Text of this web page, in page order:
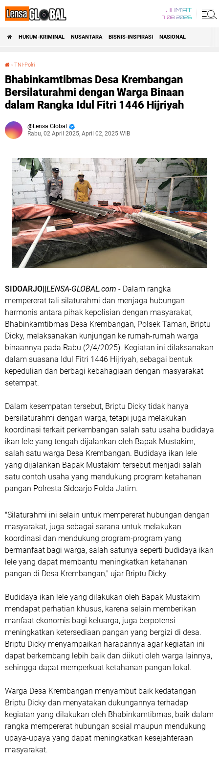
JUM'AT
7 08 2026
HUKUM-KRIMINAL NUSANTARA BISNIS-INSPIRASI NASIONAL
› TNI-Polri
Bhabinkamtibmas Desa Krembangan
Bersilaturahmi dengan Warga Binaan
dalam Rangka Idul Fitri 1446 Hijriyah
Lensa Global
Rabu, 02 April 2025, April 02, 2025 WIB
SIDOARJO||LENSA-GLOBAL.com - Dalam rangka
mempererat tali silaturahmi dan menjaga hubungan
harmonis antara pihak kepolisian dengan masyarakat,
Bhabinkamtibmas Desa Krembangan, Polsek Taman, Briptu
Dicky, melaksanakan kunjungan ke rumah-rumah warga
binaannya pada Rabu (2/4/2025). Kegiatan ini dilaksanakan
dalam suasana Idul Fitri 1446 Hijriyah, sebagai bentuk
kepedulian dan berbagi kebahagiaan dengan masyarakat
setempat.
Dalam kesempatan tersebut, Briptu Dicky tidak hanya
bersilaturahmi dengan warga, tetapi juga melakukan
koordinasi terkait perkembangan salah satu usaha budidaya
ikan lele yang tengah dijalankan oleh Bapak Mustakim,
salah satu warga Desa Krembangan. Budidaya ikan lele
yang dijalankan Bapak Mustakim tersebut menjadi salah
satu contoh usaha yang mendukung program ketahanan
pangan Polresta Sidoarjo Polda Jatim.
"Silaturahmi ini selain untuk mempererat hubungan dengan
masyarakat, juga sebagai sarana untuk melakukan
koordinasi dan mendukung program-program yang
bermanfaat bagi warga, salah satunya seperti budidaya ikan
lele yang dapat membantu meningkatkan ketahanan
pangan di Desa Krembangan," ujar Briptu Dicky.
Budidaya ikan lele yang dilakukan oleh Bapak Mustakim
mendapat perhatian khusus, karena selain memberikan
manfaat ekonomis bagi keluarga, juga berpotensi
meningkatkan ketersediaan pangan yang bergizi di desa.
Briptu Dicky menyampaikan harapannya agar kegiatan ini
dapat berkembang lebih baik dan diikuti oleh warga lainnya,
sehingga dapat memperkuat ketahanan pangan lokal.
Warga Desa Krembangan menyambut baik kedatangan
Briptu Dicky dan menyatakan dukungannya terhadap
kegiatan yang dilakukan oleh Bhabinkamtibmas, baik dalam
rangka mempererat hubungan sosial maupun mendukung
upaya-upaya yang dapat meningkatkan kesejahteraan
masyarakat.